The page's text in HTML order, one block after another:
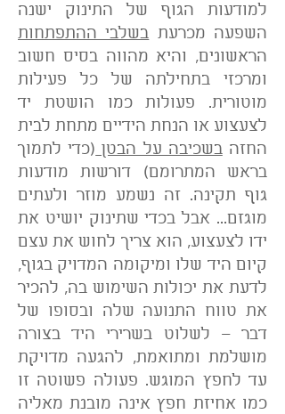
למודעות הגוף של התינוק ישנה
השפעה מכרעת בשלבי ההתפתחות
הראשונים, והיא מהווה בסיס חשוב
ומרכזי בתחילתה של כל פעילות
מוטורית. פעולות כמו הושטת יד
לצעצוע או הנחת הידיים מתחת לבית
החזהבשכיבה על הבטן (כדי לתמוך
בראש המתרומם) דורשות מודעות
גוף תקינה. זה נשמע מוזר ולעתים
מוגזם... אבל בכדי שתינוק יושיט את
ידו לצעצוע, הוא צריך לחוש את עצם
קיום היד שלו ומיקומה המדויק בגוף,
לדעת את יכולות השימוש בה, להכיר
את טווח התנועה שלה ובסופו של
דבר – לשלוט בשרירי היד בצורה
מושלמת ומתואמת, להגעה מדויקת
עד לחפץ המוגש. פעולה פשוטה זו
כמו אחיזת חפץ אינה מובנת מאליה